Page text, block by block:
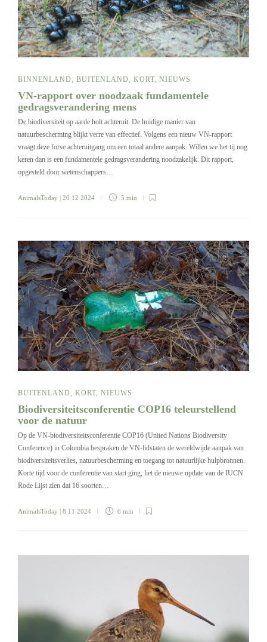
BINNENLAND BUITENLAND KORT NIEUWS
VN-rapport over noodzaak fundamentele
gedragsverandering mens
De biodiversiteit op aarde holt achteruit. De huidige manier van
natuurbescherming blijkt verre van effectief. Volgens een nieuw VN-rapport
vraagt deze forse achteruitgang om een totaal andere aanpak. Willen we het tij nog
keren dan is een fundamentele gedragsverandering noodzakelijk. Dit rapport,
opgesteld door wetenschappers…
AnimalsToday | 20 12 2024 5 min
BUITENLAND, KORT, NIEUWS
Biodiversiteitsconferentie COP16 teleurstellend
voor de natuur
Op de VN-biodiversiteitsconferentie COP16 (United Nations Biodiversity
Conference) in Colombia bespraken de VN-lidstaten de wereldwijde aanpak van
biodiversiteitsverlies, natuurbescherming en toegang tot natuurlijke hulpbronnen.
Korte tijd voor de conferentie van start ging, liet de nieuwe update van de IUCN
Rode Lijst zien dat 16 soorten…
AnimalsToday | 8 11 2024 6 min